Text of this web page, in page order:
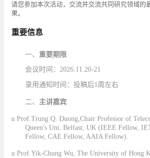
请您参加本次活动，交流并交流共同研究领域的
果。
重要信息
一、 重要期限
会议时间 ：2026.11.20-21
录用通知时间 ：投稿后1周左右
二、 主讲嘉宾
uProf.Trung Q. Duong,Chair Professor of
Queen's Uni. Belfast, UK (IEEE Fellow,
Fellow, CAE Fellow, AAIA Fellow).
uProf.Yik-Chung Wu,The University of Hong